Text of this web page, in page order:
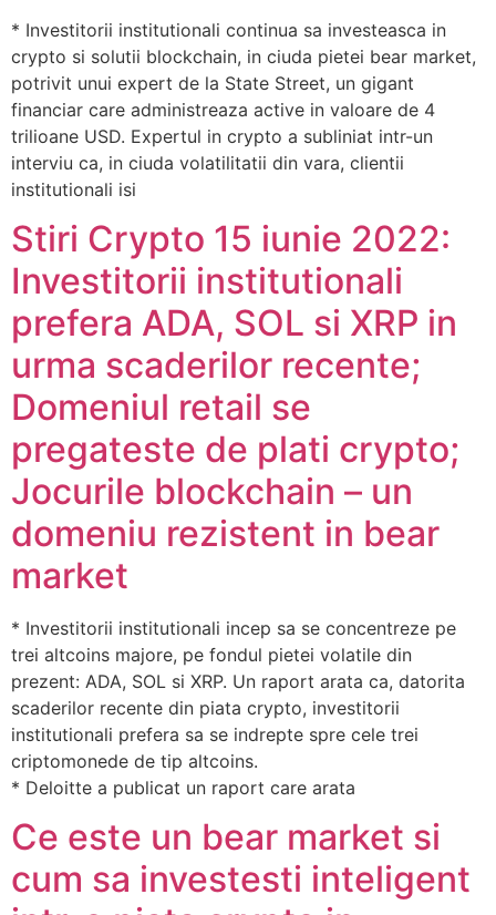
* Investitorii institutionali continua sa investeasca in
crypto si solutii blockchain, in ciuda pietei bear market,
potrivit unui expert de la State Street, un gigant
financiar care administreaza active in valoare de 4
trilioane USD. Expertul in crypto a subliniat intr-un
interviu ca, in ciuda volatilitatii din vara, clientii
institutionali isi
Stiri Crypto 15 iunie 2022:
Investitorii institutionali
prefera ADA, SOL si XRP in
urma scaderilor recente;
Domeniul retail se
pregateste de plati crypto;
Jocurile blockchain – un
domeniu rezistent in bear
market
* Investitorii institutionali incep sa se concentreze pe
trei altcoins majore, pe fondul pietei volatile din
prezent: ADA, SOL si XRP. Un raport arata ca, datorita
scaderilor recente din piata crypto, investitorii
institutionali prefera sa se indrepte spre cele trei
criptomonede de tip altcoins.
* Deloitte a publicat un raport care arata
Ce este un bear market si
cum sa investesti inteligent